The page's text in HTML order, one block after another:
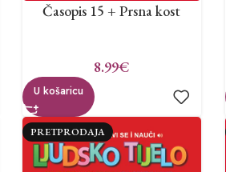
Časopis 15 + Prsna kost
8.99€
U košaricu
PRETPRODAJA